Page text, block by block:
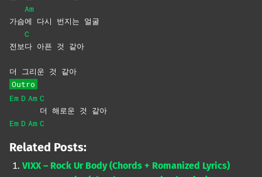
가슴
Am
에 다시 번지는 얼굴
전보
C
다 아픈 것 같아
더 그리운 것 같아
Outro
Em D Am C
더 해로운 것 같아
Em D Am C
Related Posts:
VIXX – Rock Ur Body (Chords + Romanized Lyrics)